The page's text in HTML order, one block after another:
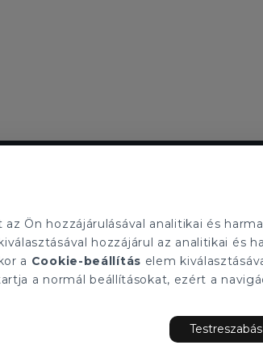
Budapest, Király utca 102
1 352 1900
102.. Minden ügynökségnek saját tulajdonosa van
Ön hozzájárulásával analitikai és
hozzájárul az analitikai és
a Cookie-beállítás elem
a normál beállításokat, ezért a
Testreszabás